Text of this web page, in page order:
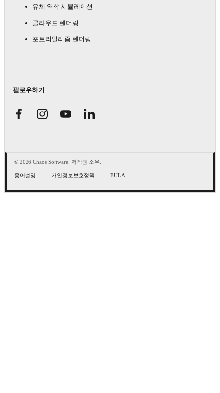
유체 역학 시뮬레이션
클라우드 렌더링
포토리얼리즘 렌더링
팔로우하기
© 2026 Chaos Software. 저작권 소유.
용어설명 개인정보보호정책 EULA